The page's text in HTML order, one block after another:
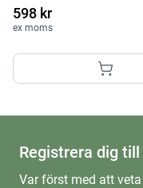
598 kr
ex moms
Registrera dig
Var först med att